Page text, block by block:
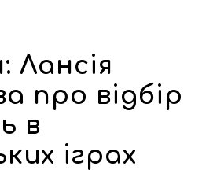
Лансія
про відбір
в
іграх